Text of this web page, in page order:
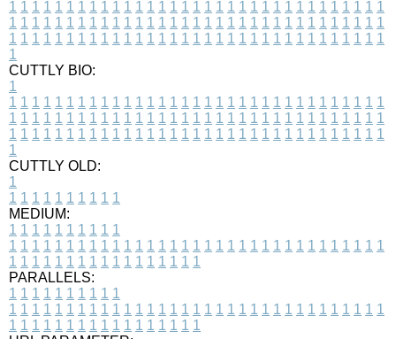
1 1 1 1 1 1 1 1 1 1 1 1 1 1 1 1 1 1 1 1 1 1 1 1 1 1 1 1 1 1 1 1 1
1 1 1 1 1 1 1 1 1 1 1 1 1 1 1 1 1 1 1 1 1 1 1 1 1 1 1 1 1 1 1 1 1
1 1 1 1 1 1 1 1 1 1 1 1 1 1 1 1 1 1 1 1 1 1 1 1 1 1 1 1 1 1 1 1 1
1
CUTTLY BIO:
1
1 1 1 1 1 1 1 1 1 1 1 1 1 1 1 1 1 1 1 1 1 1 1 1 1 1 1 1 1 1 1 1 1
1 1 1 1 1 1 1 1 1 1 1 1 1 1 1 1 1 1 1 1 1 1 1 1 1 1 1 1 1 1 1 1 1
1 1 1 1 1 1 1 1 1 1 1 1 1 1 1 1 1 1 1 1 1 1 1 1 1 1 1 1 1 1 1 1 1
1
CUTTLY OLD:
1
1 1 1 1 1 1 1 1 1 1
MEDIUM:
1 1 1 1 1 1 1 1 1 1
1 1 1 1 1 1 1 1 1 1 1 1 1 1 1 1 1 1 1 1 1 1 1 1 1 1 1 1 1 1 1 1 1
1 1 1 1 1 1 1 1 1 1 1 1 1 1 1 1 1
PARALLELS:
1 1 1 1 1 1 1 1 1 1
1 1 1 1 1 1 1 1 1 1 1 1 1 1 1 1 1 1 1 1 1 1 1 1 1 1 1 1 1 1 1 1 1
1 1 1 1 1 1 1 1 1 1 1 1 1 1 1 1 1